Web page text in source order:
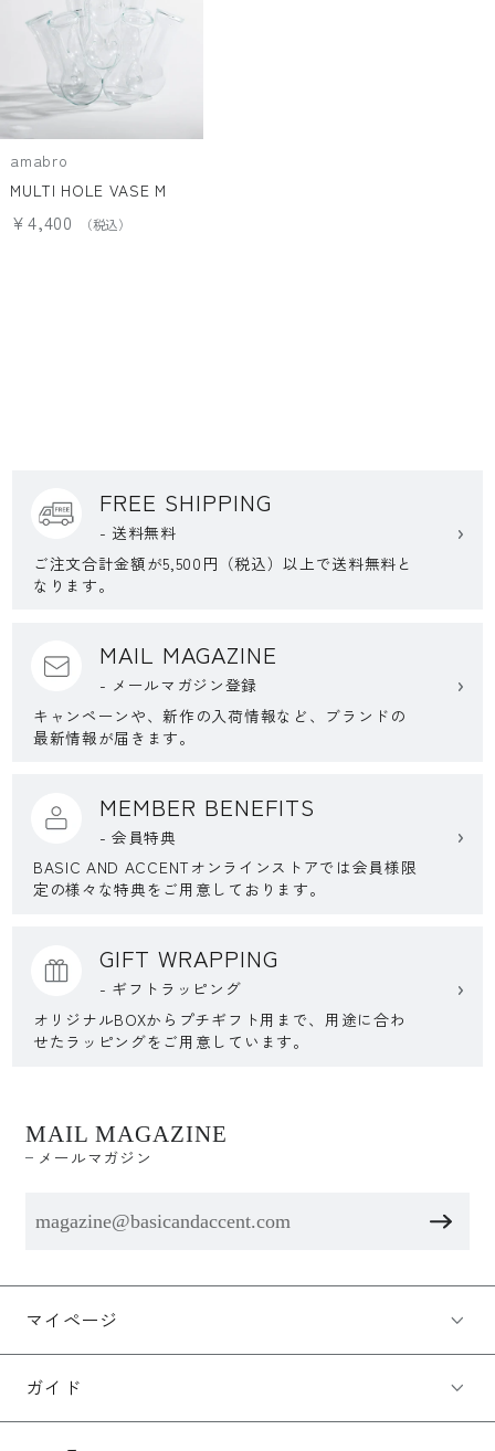
amabro
MULTI HOLE VASE M
¥4,400
FREE SHIPPING
- 送料無料
ご注文合計金額が5,500円（税込）以上で送料無料と
なります。
MAIL MAGAZINE
- メールマガジン登録
キャンペーンや、新作の入荷情報など、ブランドの
最新情報が届きます。
MEMBER BENEFITS
- 会員特典
BASIC AND ACCENTオンラインストアでは会員様限
定の様々な特典をご用意しております。
GIFT WRAPPING
- ギフトラッピング
オリジナルBOXからプチギフト用まで、用途に合わ
せたラッピングをご用意しています。
MAIL MAGAZINE
メールマガジン
マイページ
ガイド